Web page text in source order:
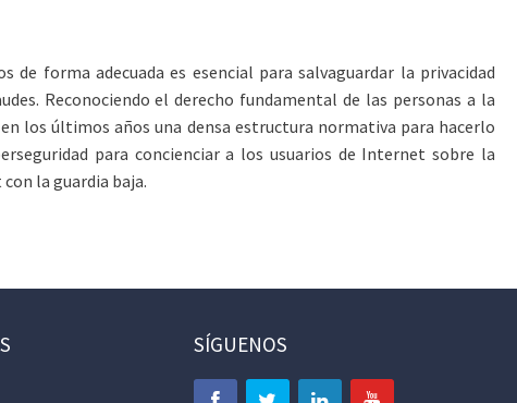
forma adecuada es esencial para salvaguardar la privacidad
Reconociendo el derecho fundamental de las personas a la
los últimos años una densa estructura normativa para hacerlo
para concienciar a los usuarios de Internet sobre la
la guardia baja.
SÍGUENOS